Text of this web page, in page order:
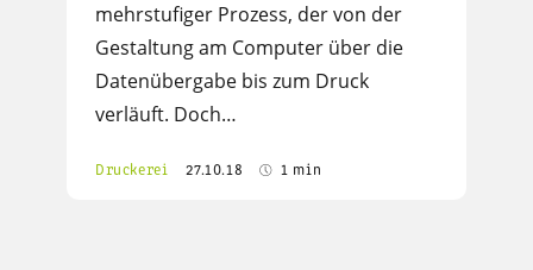
mehrstufiger Prozess, der von der
Gestaltung am Computer über die
Datenübergabe bis zum Druck
verläuft. Doch…
Druckerei 27.10.18 1 min